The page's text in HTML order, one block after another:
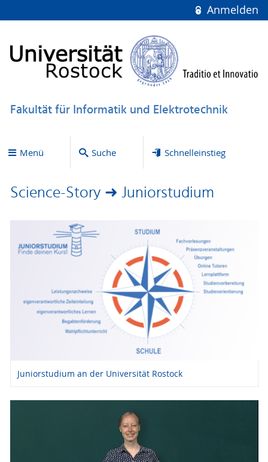
Anmelden
Fakultät für Informatik und Elektrotechnik
Menü Suche Schnelleinstieg
Science-Story ➜ Juniorstudium
Juniorstudium an der Universität Rostock